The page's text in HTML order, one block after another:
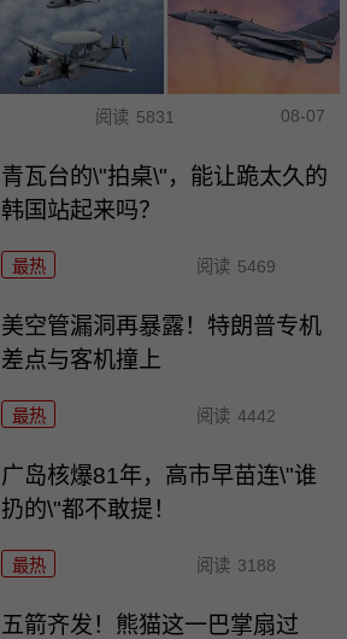
阅读 5831 08-07
青瓦台的\"拍桌\"，能让跪太久的
韩国站起来吗？
最热 阅读 5469
美空管漏洞再暴露！特朗普专机
差点与客机撞上
最热 阅读 4442
广岛核爆81年，高市早苗连\"谁
扔的\"都不敢提！
最热 阅读 3188
五箭齐发！熊猫这一巴掌扇过